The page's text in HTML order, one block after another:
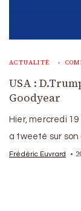
ACTUALITÉ
USA :
Goodyear
Hier, mercredi
a tweeté sur son
Frédéric Euvrard